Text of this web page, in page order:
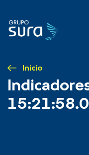
Inicio
15:21:58.0